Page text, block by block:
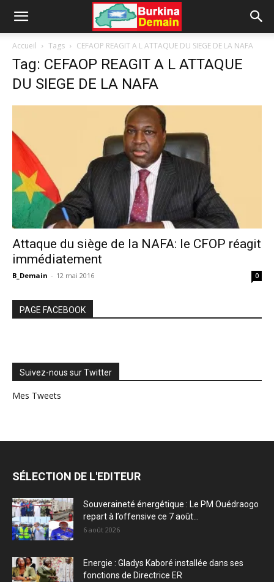
Accueil Tags CEFAOP REAGIT A L ATTAQUE DU SIEGE DE LA NAFA
Tag: CEFAOP REAGIT A L ATTAQUE
DU SIEGE DE LA NAFA
Attaque du siège de la NAFA: le CFOP réagit
immédiatement
B_Demain - 12 mai 2016 0
PAGE FACEBOOK
Suivez-nous sur Twitter
Mes Tweets
SÉLECTION DE L'EDITEUR
Souveraineté énergétique : Le PM Ouédraogo
repart à l’offensive ce 7 août...
6 août 2026
Energie : Gladys Kaboré installée dans ses
fonctions de Directrice ER